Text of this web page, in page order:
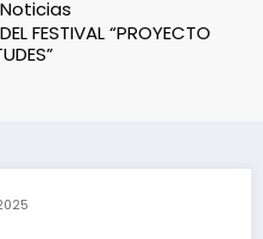
Noticias
FESTIVAL “PROYECTO